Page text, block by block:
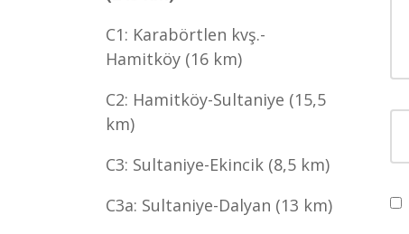
C1: Karabörtlen kvş.-
Hamitköy (16 km)
C2: Hamitköy-Sultaniye (15,5
km)
C3: Sultaniye-Ekincik (8,5 km)
C3a: Sultaniye-Dalyan (13 km)